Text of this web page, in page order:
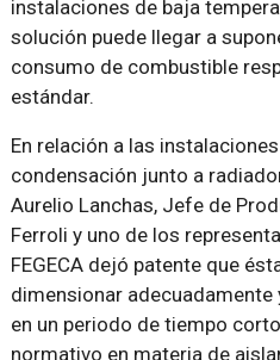
instalaciones de baja
solución puede llegar a
consumo de combustible
estándar.
En relación a las
condensación junto a
Aurelio Lanchas, Jefe de
Ferroli y uno de los
FEGECA dejó patente que
dimensionar
en un periodo de tiempo
normativo en materia de